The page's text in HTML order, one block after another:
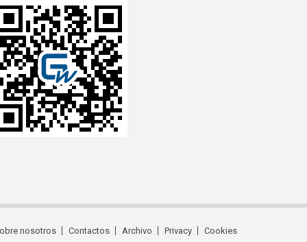
nosotros Contactos Archivo Privacy Cookies